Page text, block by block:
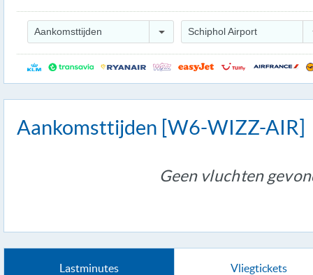
Aankomsttijden Schiphol Airport
Aankomsttijden [W6-WIZZ-AIR]
Geen vluchten
Lastminutes Vliegtickets